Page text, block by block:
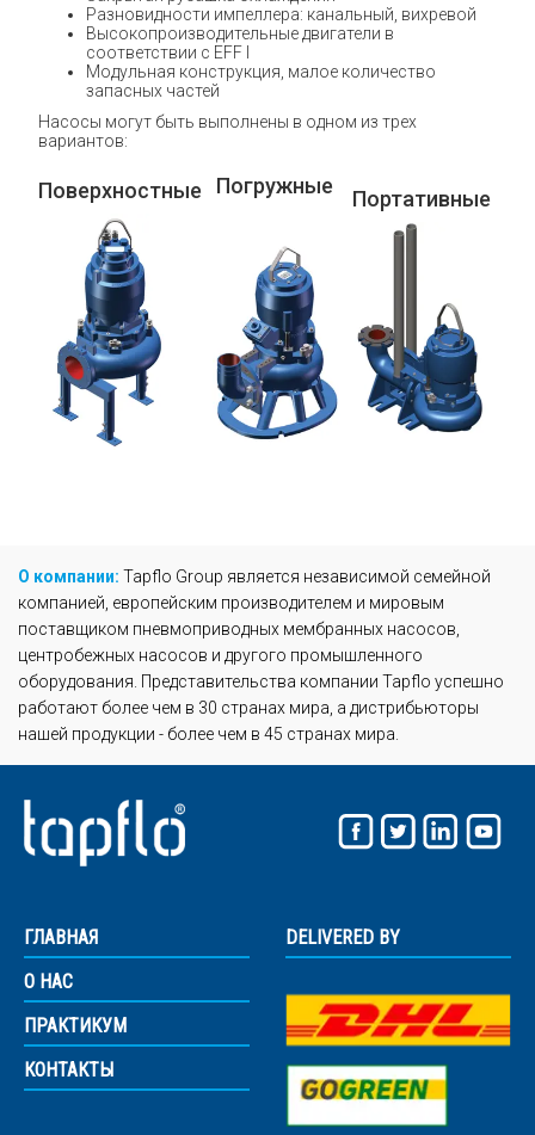
Разновидности импеллера: канальный, вихревой
Высокопроизводительные двигатели в
соответствии с EFF I
Модульная конструкция, малое количество
запасных частей
Насосы могут быть выполнены в одном из трех
вариантов:
Поверхностные Погружные
Портативные
О компании: Tapflo Group является независимой семейной
компанией, европейским производителем и мировым
поставщиком пневмоприводных мембранных насосов,
центробежных насосов и другого промышленного
оборудования. Представительства компании Tapflo успешно
работают более чем в 30 странах мира, а дистрибьюторы
нашей продукции - более чем в 45 странах мира.
ГЛАВНАЯ
О НАС
ПРАКТИКУМ
КОНТАКТЫ
DELIVERED BY